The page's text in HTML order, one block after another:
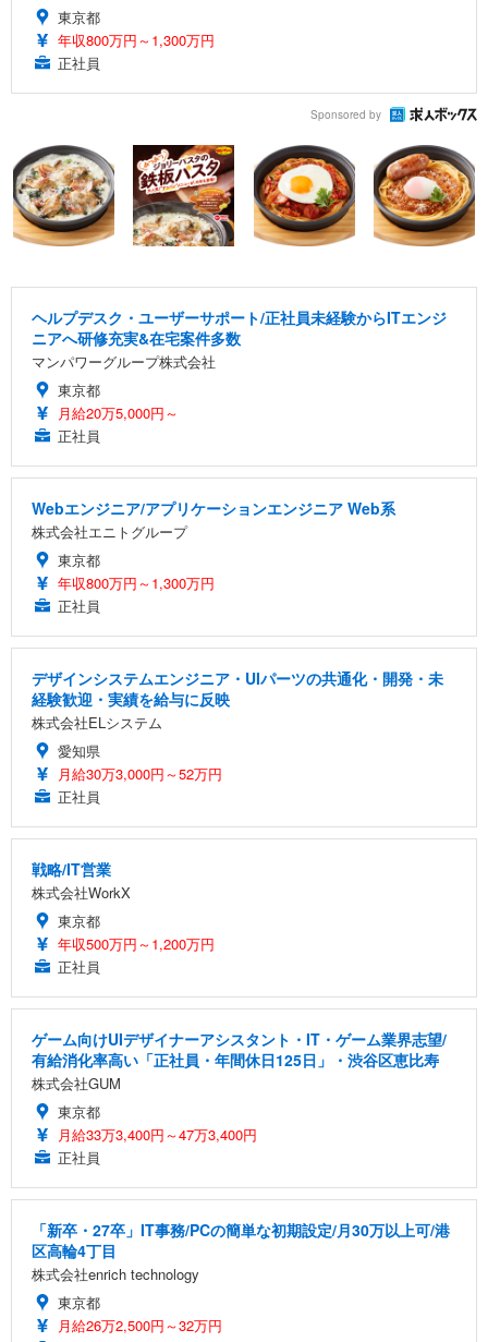
東京都
年収800万円～1,300万円
正社員
Sponsored by
ヘルプデスク・ユーザーサポート/正社員未経験からITエンジ
ニアへ研修充実&在宅案件多数
マンパワーグループ株式会社
東京都
月給20万5,000円～
正社員
Webエンジニア/アプリケーションエンジニア Web系
株式会社エニトグループ
東京都
年収800万円～1,300万円
正社員
デザインシステムエンジニア・UIパーツの共通化・開発・未
経験歓迎・実績を給与に反映
株式会社ELシステム
愛知県
月給30万3,000円～52万円
正社員
戦略/IT営業
株式会社WorkX
東京都
年収500万円～1,200万円
正社員
ゲーム向けUIデザイナーアシスタント・IT・ゲーム業界志望/
有給消化率高い「正社員・年間休日125日」・渋谷区恵比寿
株式会社GUM
東京都
月給33万3,400円～47万3,400円
正社員
「新卒・27卒」IT事務/PCの簡単な初期設定/月30万以上可/港
区高輪4丁目
株式会社enrich technology
東京都
月給26万2,500円～32万円